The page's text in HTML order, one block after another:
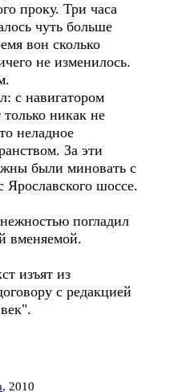
проку. Три часа
чуть больше
вон сколько
не изменилось.
с навигатором
никак не
неладное
За эти
были миновать с
Ярославского шоссе.
погладил
вменяемой.
изъят из
с редакцией
, 2010